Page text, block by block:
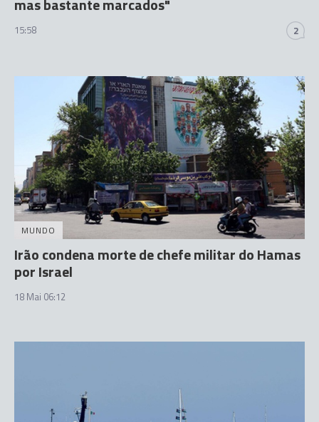
15:58 2
MUNDO
Irão condena morte de chefe militar do Hamas
por Israel
18 Mai 06:12